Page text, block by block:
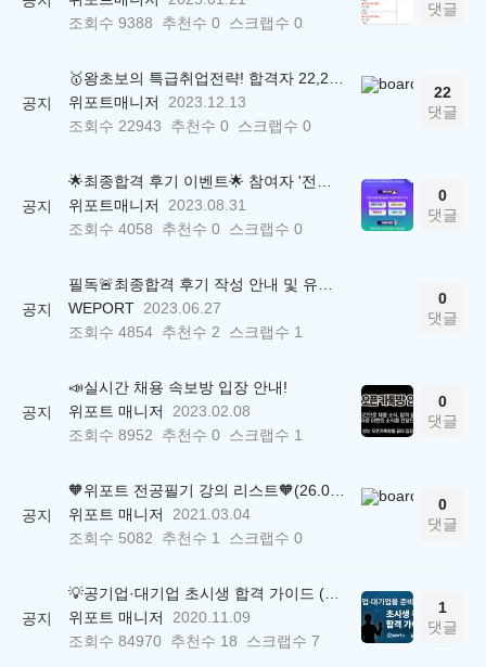
조회수 9388 추천수 0 스크랩수 0
댓글
공지
위포트매니저
2023.12.13
조회수 22943 추천수 0 스크랩수 0
22
댓글
공지
위포트매니저
2023.08.31
조회수 4058 추천수 0 스크랩수 0
0
댓글
공지
WEPORT 2023.06.27
조회수 4854 추천수 2 스크랩수 1
0
댓글
공지
📣실시간 채용 속보방 입장 안내!
위포트 매니저
2023.02.08
조회수 8952 추천수 0 스크랩수 1
0
댓글
공지
위포트 매니저
2021.03.04
조회수 5082 추천수 1 스크랩수 0
0
댓글
공지
위포트 매니저
2020.11.09
조회수 84970 추천수 18 스크랩수 7
1
댓글